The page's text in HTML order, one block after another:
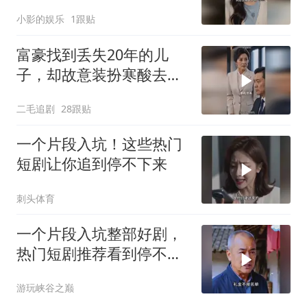
小影的娱乐 1跟贴
富豪找到丢失20年的儿
子，却故意装扮寒酸去相
二毛追剧 28跟贴
一个片段入坑！这些热门
短剧让你追到停不下来
刺头体育
一个片段入坑整部好剧，
热门短剧推荐看到停不下
游玩峡谷之巅